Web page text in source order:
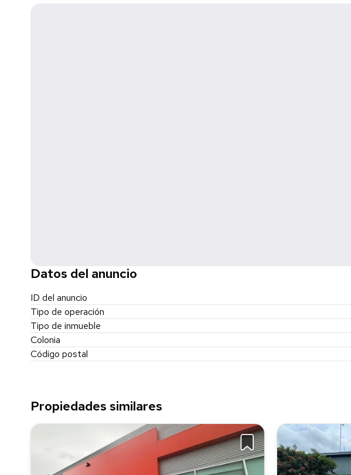
Datos del anuncio
ID del anuncio
Tipo de operación
Tipo de inmueble
Colonia
Código postal
Propiedades similares